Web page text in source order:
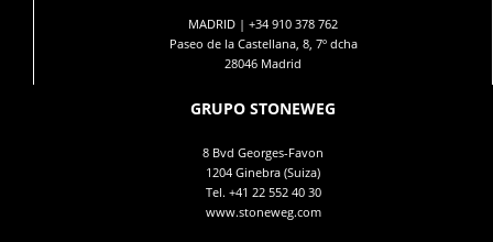
MADRID | +34 910 378 762
Paseo de la Castellana, 8, 7º dcha
28046 Madrid
GRUPO STONEWEG
8 Bvd Georges-Favon
1204 Ginebra (Suiza)
Tel. +41 22 552 40 30
www.stoneweg.com